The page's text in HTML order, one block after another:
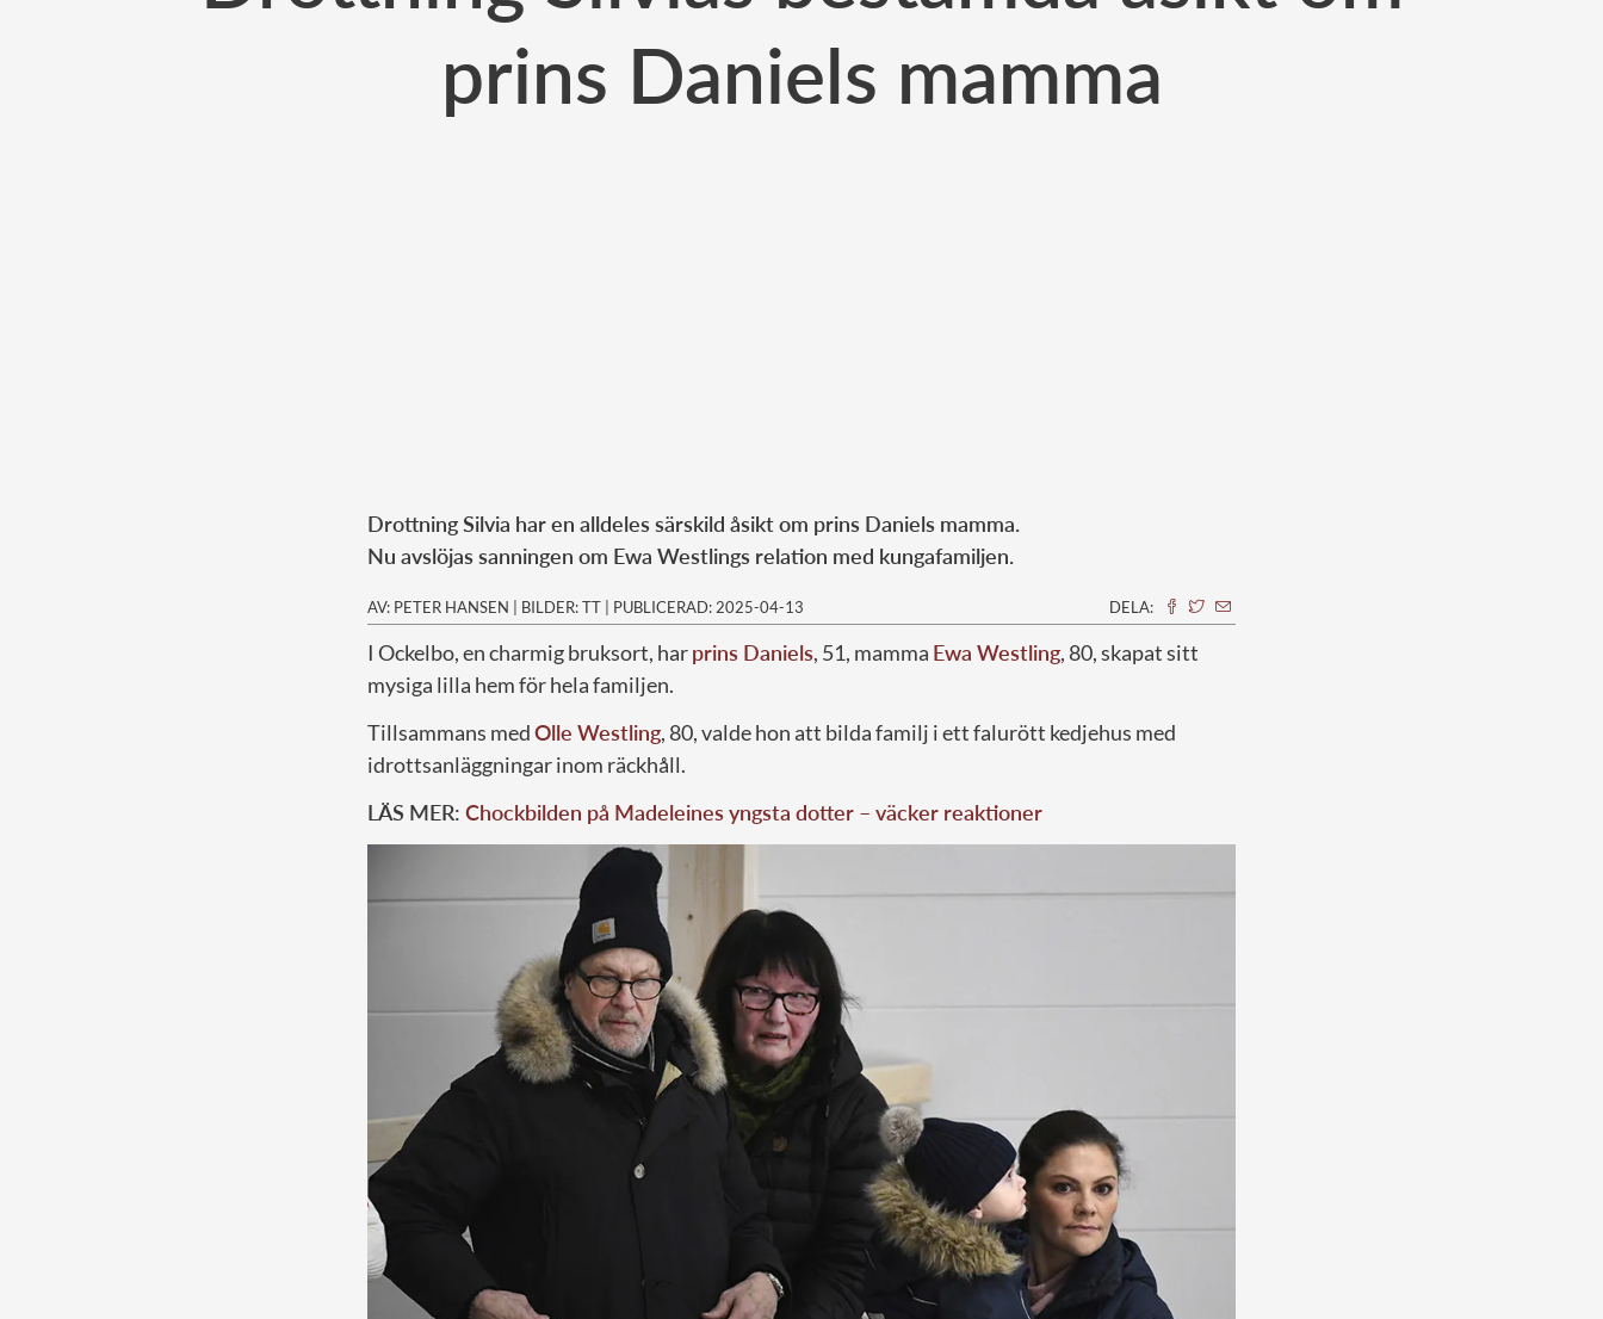
prins Daniels mamma
Drottning Silvia har en alldeles särskild åsikt om prins Daniels mamma.
Nu avslöjas sanningen om Ewa Westlings relation med kungafamiljen.
AV: PETER HANSEN | BILDER: TT | PUBLICERAD: 2025-04-13 DELA:
I Ockelbo, en charmig bruksort, harprins Daniels, 51, mamma Ewa Westling, 80, skapat sitt
mysiga lilla hem för hela familjen.
Tillsammans medOlle Westling, 80, valde hon att bilda familj i ett falurött kedjehus med
idrottsanläggningar inom räckhåll.
LÄS MER: Chockbilden på Madeleines yngsta dotter – väcker reaktioner